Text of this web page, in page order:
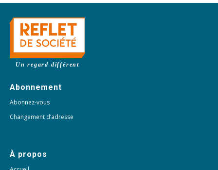
Un regard différent
Abonnement
Abonnez-vous
Changement d’adresse
À propos